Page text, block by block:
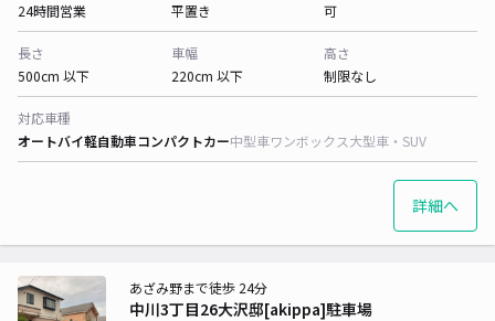
24時間営業
平置き
可
長さ
500cm 以下
車幅
220cm 以下
高さ
制限なし
対応車種
オートバイ軽自動車コンパクトカー中型車ワンボックス大型車・SUV
詳細へ
中川3丁目26大沢邸[akippa]駐車場
あざみ野まで徒歩 24分